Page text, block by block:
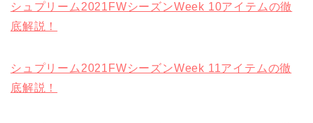
シュプリーム2021FWシーズンWeek 10アイテムの徹
底解説！
シュプリーム2021FWシーズンWeek 11アイテムの徹
底解説！